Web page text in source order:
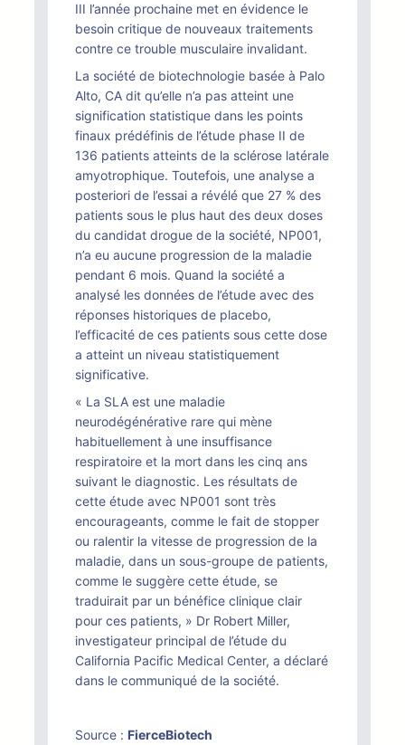
III l’année prochaine met en évidence le
besoin critique de nouveaux traitements
contre ce trouble musculaire invalidant.
La société de biotechnologie basée à Palo
Alto, CA dit qu’elle n’a pas atteint une
signification statistique dans les points
finaux prédéfinis de l’étude phase II de
136 patients atteints de la sclérose latérale
amyotrophique. Toutefois, une analyse a
posteriori de l’essai a révélé que 27 % des
patients sous le plus haut des deux doses
du candidat drogue de la société, NP001,
n’a eu aucune progression de la maladie
pendant 6 mois. Quand la société a
analysé les données de l’étude avec des
réponses historiques de placebo,
l’efficacité de ces patients sous cette dose
a atteint un niveau statistiquement
significative.
« La SLA est une maladie
neurodégénérative rare qui mène
habituellement à une insuffisance
respiratoire et la mort dans les cinq ans
suivant le diagnostic. Les résultats de
cette étude avec NP001 sont très
encourageants, comme le fait de stopper
ou ralentir la vitesse de progression de la
maladie, dans un sous-groupe de patients,
comme le suggère cette étude, se
traduirait par un bénéfice clinique clair
pour ces patients, » Dr Robert Miller,
investigateur principal de l’étude du
California Pacific Medical Center, a déclaré
dans le communiqué de la société.
Source : FierceBiotech